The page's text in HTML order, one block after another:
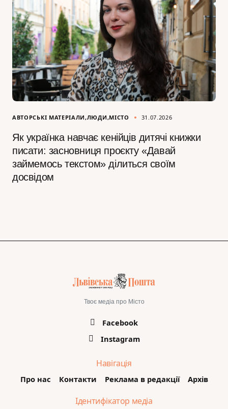
АВТОРСЬКІ МАТЕРІАЛИ ЛЮДИ МІСТО 31.07.2026
Як українка навчає кенійців дитячі книжки
писати: засновниця проєкту «Давай
займемось текстом» ділиться своїм
досвідом
Твоє медіа про Місто
Facebook
Instagram
Навігація
Про нас Контакти Реклама в редакції Архів
Ідентифікатор медіа